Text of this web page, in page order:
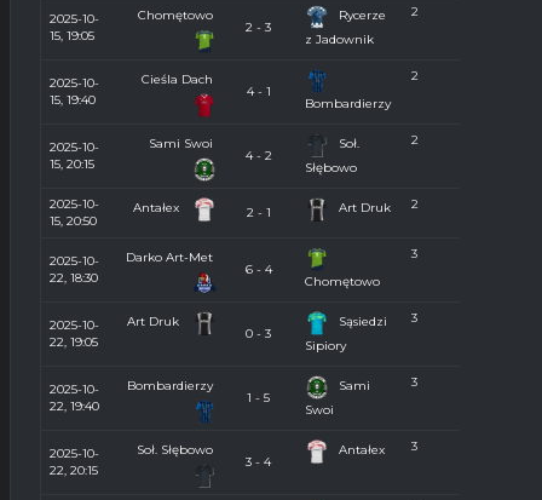
2025-10-
15, 19:05
Chomętowo
2 - 3
Rycerze
z Jadownik
2
2025-10-
15, 19:40
Cieśla Dach
4 - 1
Bombardierzy
2
2025-10-
15, 20:15
Sami Swoi
4 - 2
Soł.
Słębowo
2
2025-10-
15, 20:50
Antałex 2 - 1 Art Druk 2
2025-10-
22, 18:30
Darko Art-Met
6 - 4
Chomętowo
3
2025-10-
22, 19:05
Art Druk
0 - 3
Sąsiedzi
Sipiory
3
2025-10-
22, 19:40
Bombardierzy
1 - 5
Sami
Swoi
3
2025-10-
22, 20:15
Soł. Słębowo
3 - 4
Antałex 3